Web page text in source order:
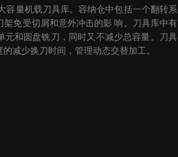
容量机载刀具库。容纳仓中包括一个翻转系
免受切屑和意外冲击的影 响。刀具库中有
和圆盘铣刀，同时又不减少总容量。
刀具
减少换刀时间，管理动态交替加工。